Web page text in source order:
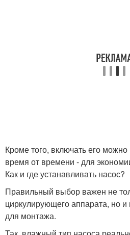
Кроме того, включать его можно
время от времени - для
Как и где устанавливать насос?
Правильный выбор важен не
циркулирующего аппарата, но
для монтажа.